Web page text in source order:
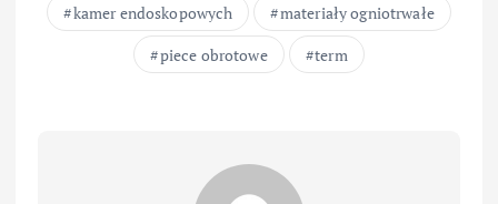
kamer endoskopowych
materiały ogniotrwałe
piece obrotowe
term